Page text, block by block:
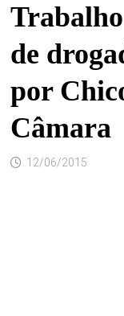
de
por
Câmara
12/06/2015